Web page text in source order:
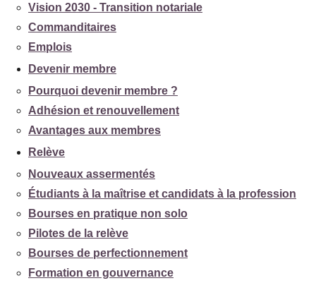
Vision 2030 - Transition notariale
Commanditaires
Emplois
Devenir membre
Pourquoi devenir membre ?
Adhésion et renouvellement
Avantages aux membres
Relève
Nouveaux assermentés
Étudiants à la maîtrise et candidats à la profession
Bourses en pratique non solo
Pilotes de la relève
Bourses de perfectionnement
Formation en gouvernance